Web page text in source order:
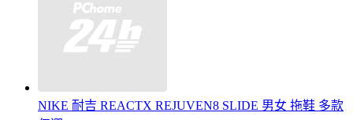
NIKE 耐吉 REACTX REJUVEN8 SLIDE 男女 拖鞋 多款